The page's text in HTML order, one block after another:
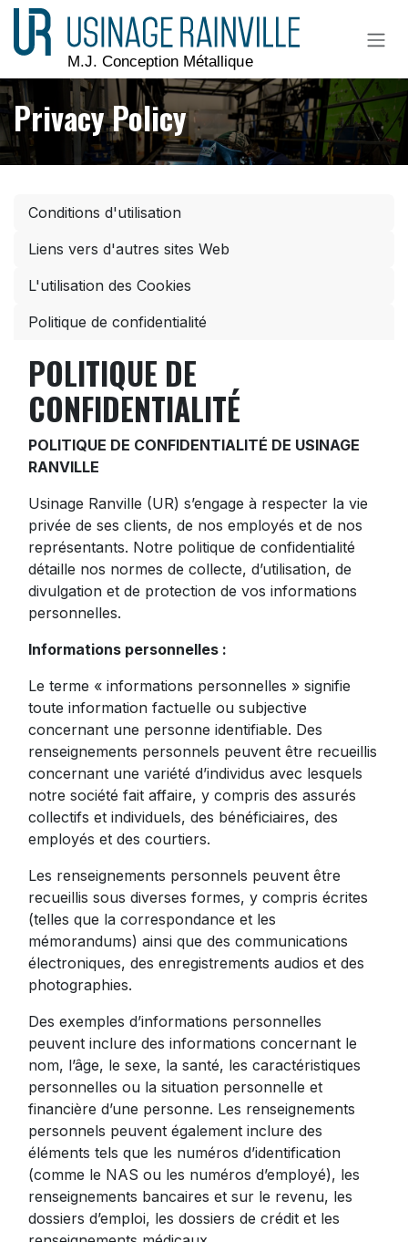
Se rendre au contenu
Privacy Policy
Conditions d'utilisation
Liens vers d'autres sites Web
L'utilisation des Cookies
Politique de confidentialité
POLITIQUE DE
CONFIDENTIALITÉ
POLITIQUE DE CONFIDENTIALITÉ DE USINAGE
RANVILLE
Usinage Ranville (UR) s’engage à respecter la vie
privée de ses clients, de nos employés et de nos
représentants. Notre politique de confidentialité
détaille nos normes de collecte, d’utilisation, de
divulgation et de protection de vos informations
personnelles.
Informations personnelles :
Le terme « informations personnelles » signifie
toute information factuelle ou subjective
concernant une personne identifiable. Des
renseignements personnels peuvent être recueillis
concernant une variété d’individus avec lesquels
notre société fait affaire, y compris des assurés
collectifs et individuels, des bénéficiaires, des
employés et des courtiers.
Les renseignements personnels peuvent être
recueillis sous diverses formes, y compris écrites
(telles que la correspondance et les
mémorandums) ainsi que des communications
électroniques, des enregistrements audios et des
photographies.
Des exemples d’informations personnelles
peuvent inclure des informations concernant le
nom, l’âge, le sexe, la santé, les caractéristiques
personnelles ou la situation personnelle et
financière d’une personne. Les renseignements
personnels peuvent également inclure des
éléments tels que les numéros d’identification
(comme le NAS ou les numéros d’employé), les
renseignements bancaires et sur le revenu, les
dossiers d’emploi, les dossiers de crédit et les